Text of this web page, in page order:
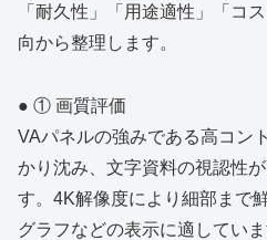
「耐久性」「用途適性」「コ
向から整理します。
● ① 画質評価
VAパネルの強みである高コン
かり沈み、文字資料の視認性
す。4K解像度により細部まで
グラフなどの表示に適してい